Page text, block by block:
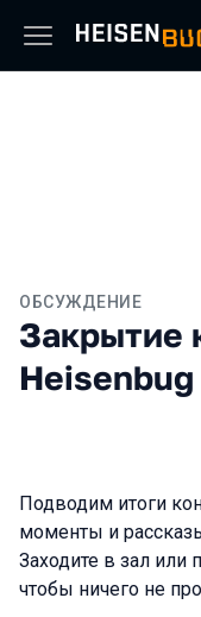
ОБСУЖДЕНИЕ
Закрытие
Подводим итоги
моменты и
Заходите в зал или
чтобы ничего не